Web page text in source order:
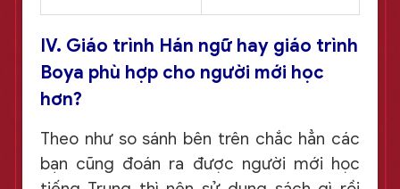
IV. Giáo trình Hán ngữ hay giáo trình
Boya phù hợp cho người mới học
hơn?
Theo như so sánh bên trên chắc hẳn các
bạn cũng đoán ra được người mới học